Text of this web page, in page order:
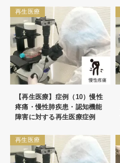
再生医療
【再生医療】症例（10）慢性
疼痛・慢性肺疾患・認知機能
障害に対する再生医療症例
再生医療